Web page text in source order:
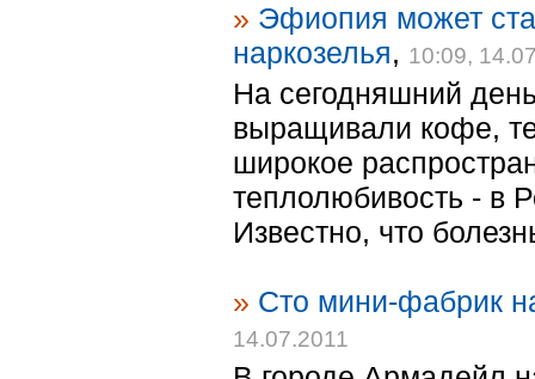
» Эфиопия может
наркозелья, 10:09,
На сегодняшний
выращивали кофе,
широкое
теплолюбивость - в
Известно, что
» Сто мини-фабрик
14.07.2011